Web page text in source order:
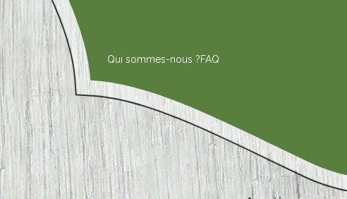
Aller
contenu
Qui sommes-nous ?FAQ